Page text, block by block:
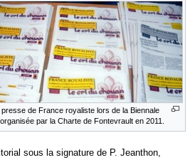
presse de France royaliste lors de la Biennale
par la Charte de Fontevrault en 2011.
sous la signature de P. Jeanthon,